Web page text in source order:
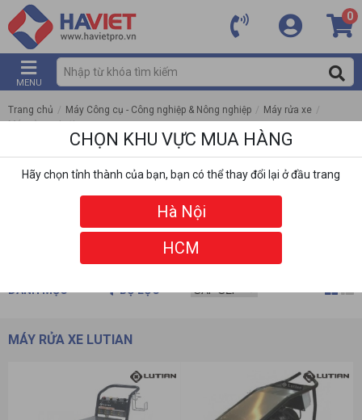
0
MENU
Trang chủ / Máy Công cụ - Công nghiệp & Nông nghiệp / Máy rửa xe /
Máy rửa xe Lutian
DANH MỤC BỘ LỌC
MÁY RỬA XE LUTIAN
CHỌN KHU VỰC MUA HÀNG
Hãy chọn tỉnh thành của bạn, bạn có thể thay đổi lại ở đầu trang
Hà Nội
HCM